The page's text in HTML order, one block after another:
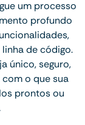
um processo
profundo
de código.
único, seguro,
o que sua
prontos ou